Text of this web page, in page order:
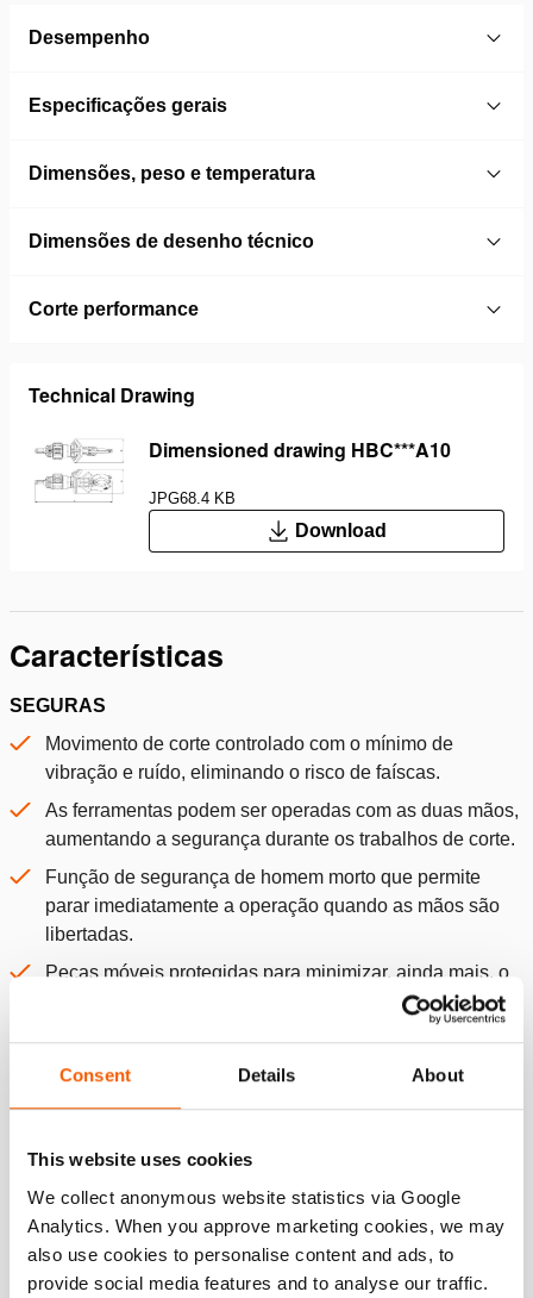
Consent Details About
This website uses cookies
We collect anonymous website statistics via Google
Analytics. When you approve marketing cookies, we may
also use cookies to personalise content and ads, to
provide social media features and to analyse our traffic.
Desempenho
Especificações gerais
Dimensões, peso e temperatura
Dimensões de desenho técnico
Corte performance
Technical Drawing
Dimensioned drawing HBC***A10
JPG68.4 KB
Download
Características
SEGURAS
Movimento de corte controlado com o mínimo de
vibração e ruído, eliminando o risco de faíscas.
As ferramentas podem ser operadas com as duas mãos,
aumentando a segurança durante os trabalhos de corte.
Função de segurança de homem morto que permite
parar imediatamente a operação quando as mãos são
libertadas.
Peças móveis protegidas para minimizar, ainda mais, o
Sem mangueiras, para não haver risco de tropeçar.
DURÁVEIS E FIÁVEIS
A tecnologia patenteada de bomba contínua da
óleo.
O controlo eletrónico inteligente do motor e a
monitorização da pressão proporcionam o melhor
desempenho de corte.